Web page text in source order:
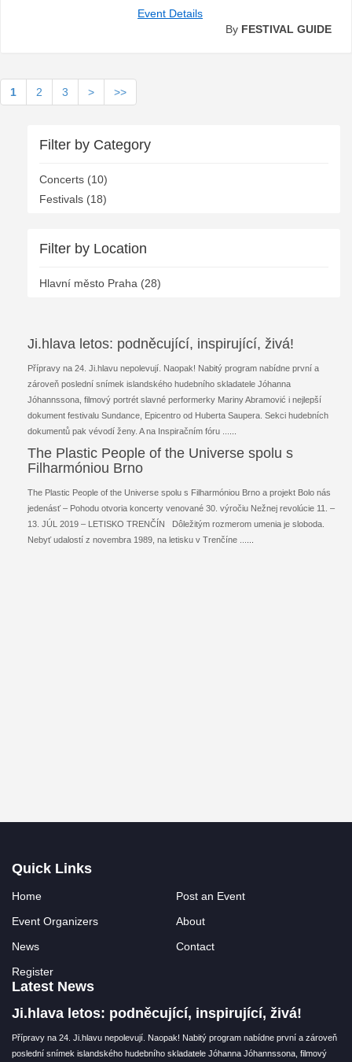
Event Details
By FESTIVAL GUIDE
1 2 3 > >>
Filter by Category
Concerts (10)
Festivals (18)
Filter by Location
Hlavní město Praha (28)
Ji.hlava letos: podněcující, inspirující, živá!
Přípravy na 24. Ji.hlavu nepolevují. Naopak! Nabitý program nabídne první a
zároveň poslední snímek islandského hudebního skladatele Jóhanna
Jóhannssona, filmový portrét slavné performerky Mariny Abramović i nejlepší
dokument festivalu Sundance, Epicentro od Huberta Saupera. Sekci hudebních
dokumentů pak vévodí ženy. A na Inspiračním fóru ...
The Plastic People of the Universe spolu s
Filharmóniou Brno
The Plastic People of the Universe spolu s Filharmóniou Brno a projekt Bolo nás
jedenásť – Pohodu otvoria koncerty venované 30. výročiu Nežnej revolúcie 11. –
13. JÚL 2019 – LETISKO TRENČÍN Dôležitým rozmerom umenia je sloboda.
Nebyť udalostí z novembra 1989, na letisku v Trenčíne ...
Quick Links
Home
Post an Event
Event Organizers
About
News
Contact
Register
Latest News
Ji.hlava letos: podněcující, inspirující, živá!
Přípravy na 24. Ji.hlavu nepolevují. Naopak! Nabitý program nabídne první a zároveň
poslední snímek islandského hudebního skladatele Jóhanna Jóhannssona, filmový